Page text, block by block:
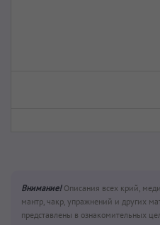
Внимание!Описания всех крий,
мантр, чакр, упражнений и других
представлены в ознакомительных